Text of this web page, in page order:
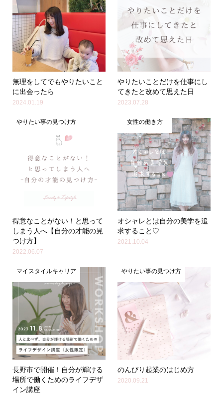
無理をしてでもやりたいこと
に出会ったら
2024.01.19
やりたいことだけを仕事にし
てきたと改めて思えた日
2023.07.28
やりたい事の見つけ方
得意なことがない！と思って
しまう人へ【自分の才能の見
つけ方】
2022.06.07
女性の働き方
オシャレとは自分の美学を追
求すること♡
2021.10.04
マイスタイルキャリア
長野市で開催！自分が輝ける
場所で働くためのライフデザ
イン講座
やりたい事の見つけ方
のんびり起業のはじめ方
2020.09.21